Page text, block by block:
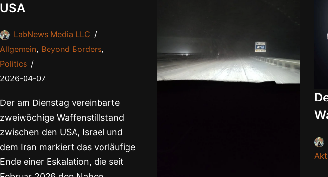
USA
LabNews Media LLC
Allgemein, Beyond Borders,
Politics
2026-04-07
Der am Dienstag vereinbarte
zweiwöchige Waffenstillstand
zwischen den USA, Israel und
dem Iran markiert das vorläufige
Ende einer Eskalation, die seit